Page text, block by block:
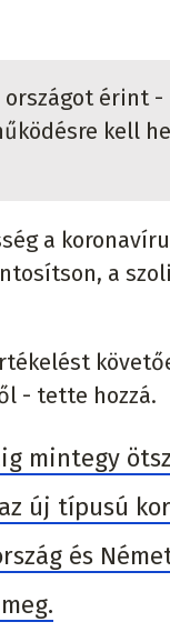
érint
kell
a
a
- tette hozzá.
mintegy
új típusú
és